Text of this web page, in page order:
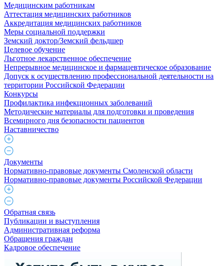
Медицинским работникам
Аттестация медицинских работников
Аккредитация медицинских работников
Меры социальной поддержки
Земский доктор/Земский фельдшер
Целевое обучение
Льготное лекарственное обеспечение
Непрерывное медицинское и фармацевтическое образование
Допуск к осуществлению профессиональной деятельности на
территории Российской Федерации
Конкурсы
Профилактика инфекционных заболеваний
Методические материалы для подготовки и проведения
Всемирного дня безопасности пациентов
Наставничество
Документы
Нормативно-правовые документы Смоленской области
Нормативно-правовые документы Российской Федерации
Обратная связь
Публикации и выступления
Административная реформа
Обращения граждан
Кадровое обеспечение